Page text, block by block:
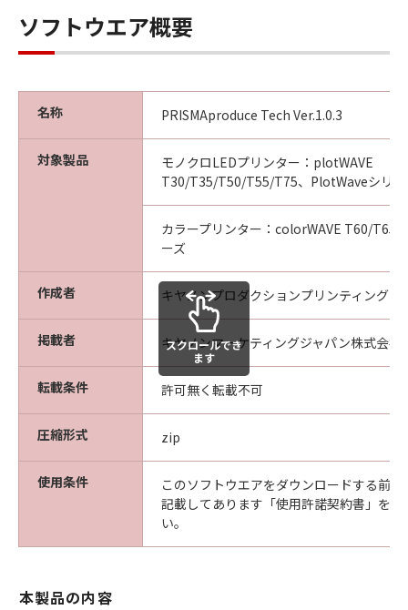
きます。
乙は第三者に対し、いかなる理由によろうとも
甲の文書による事前の承諾なくして、本製品の
全部又は一部の譲渡・販売・転貸しあるいはそ
の二次的著作物を創作・譲渡・販売・転貸する
ことはできないものとします。
乙は、自ら又は第三者を使って、本ソフトウエ
ア製品の全部又は一部の改変 、リバースエンジ
ニアリング、逆アセンブル、デコンパイル、翻
訳、翻案などを行うことは出来ません。
乙は本ソフトウエア製品に表示されているか又
はその動作時に表示される著作権表示、商標登
録等を除去したり、視認困難にすることは出来
乙は、本ソフトウエア製品に含まれるマニュア
ルを、甲の事前承認なく紙媒体、電子媒体の区
別なくコピーする事はできません。
乙は、万一、本条項のいずれかの規定に違反し
て甲に損害を生ぜしめた場合には、乙は賠償の
責に任ずるものとします。
第5条（保証範囲及び責任）
甲は、本ソフトウエア製品が乙の保有する動作
するものではありません。
ソフトウエア概要
名称 PRISMAproduce Tech Ver.1.0.3
対象製品
モノクロLEDプリンター：plotWAVE
T30/T35/T50/T55/T75、PlotWaveシリー
カラープリンター：colorWAVE T60/T65
ーズ
作成者 キヤノンプロダクションプリンティングシ
掲載者 キヤノンマーケティングジャパン株式会社
転載条件 許可無く転載不可
圧縮形式 zip
使用条件
このソフトウエアをダウンロードする前
記載してあります「使用許諾契約書」を
い。
スクロールでき
ます
本製品の内容